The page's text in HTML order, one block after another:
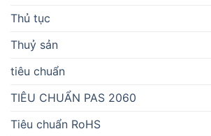
Thủ tục
Thuỷ sản
tiêu chuẩn
TIÊU CHUẨN PAS 2060
Tiêu chuẩn RoHS